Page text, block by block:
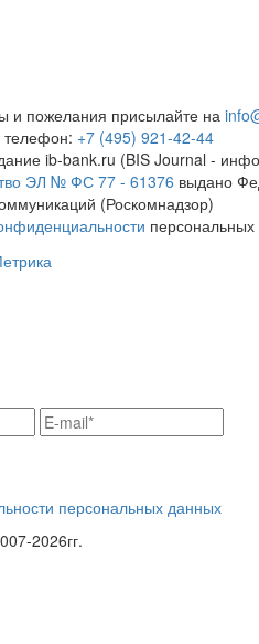
и пожелания присылайте на
телефон: +7 (495) 921-42-44
ib-bank.ru (BIS Journal -
ЭЛ № ФС 77 - 61376 выдано
(Роскомнадзор)
персональных данных
2026гг.